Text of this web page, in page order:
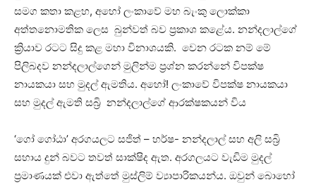
සමග කතා කළහ, අහෝ ලංකාවේ මහ බැංකු ලොක්කා
අත්තනොමතික ලෙස බුන්වත් බව ප්‍රකාශ කළේය. නන්දලාල්ගේ
ක්‍රියාව රටට සිදු කළ මහා විනාශයකි. වෙන රටක නම් මේ
පිලිබදව නන්දලාල්ගෙන් මුලින්ම ප්‍රශ්න කරන්නේ විපක්ෂ
නායකයා සහ මුදල් ඇමතිය. අහෝ! ලංකාවේ විපක්ෂ නායකයා
සහ මුදල් ඇමති සබ්‍රි නන්දලාල්ගේ ආරක්ෂකයන් විය
‘ගෝ ගෝඨා’ අරගයලට සජිත් – හර්ෂ- නන්දලාල් සහ අලි සබ්‍රි
සහාය දුන් බවට තවත් සාක්ෂිද ඇත. අරගලයට වැඩිම මුදල්
ප්‍රමාණයක් එවා ඇත්තේ මුස්ලිම් ව්‍යාපාරිකයන්ය. ඔවුන් බොහෝ